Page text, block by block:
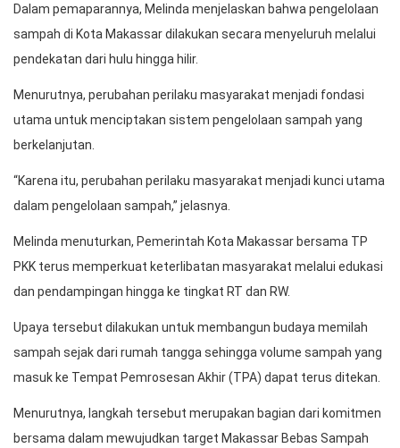
Dalam pemaparannya, Melinda menjelaskan bahwa pengelolaan
sampah di Kota Makassar dilakukan secara menyeluruh melalui
pendekatan dari hulu hingga hilir.
Menurutnya, perubahan perilaku masyarakat menjadi fondasi
utama untuk menciptakan sistem pengelolaan sampah yang
berkelanjutan.
“Karena itu, perubahan perilaku masyarakat menjadi kunci utama
dalam pengelolaan sampah,” jelasnya.
Melinda menuturkan, Pemerintah Kota Makassar bersama TP
PKK terus memperkuat keterlibatan masyarakat melalui edukasi
dan pendampingan hingga ke tingkat RT dan RW.
Upaya tersebut dilakukan untuk membangun budaya memilah
sampah sejak dari rumah tangga sehingga volume sampah yang
masuk ke Tempat Pemrosesan Akhir (TPA) dapat terus ditekan.
Menurutnya, langkah tersebut merupakan bagian dari komitmen
bersama dalam mewujudkan target Makassar Bebas Sampah